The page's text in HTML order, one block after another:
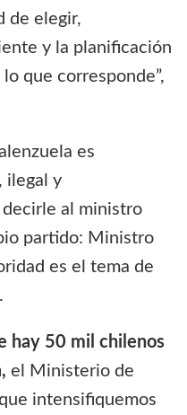
de elegir,
y la planificación
que corresponde”,
es
ilegal y
al ministro
partido: Ministro
es el tema de
hay 50 mil chilenos
el Ministerio de
intensifiquemos